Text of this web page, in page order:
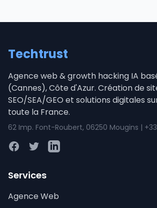
Techtrust
Agence web & growth hacking IA
(Cannes), Côte d'Azur. Création de
SEO/SEA/GEO et solutions digitales
toute la France.
62 Imp. Font-Roubert, 06250 Mougins |
FacebookTwitterLinkedIn
Services
Agence Web